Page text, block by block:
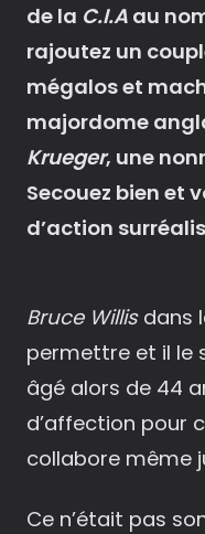
de la C.I.A au
rajoutez un
mégalos et
majordome
Krueger, une
Secouez bien et
d’action
Bruce Willisdans
permettre et il le
âgé alors de 44
d’affection pour
collabore même
Ce n’était pas